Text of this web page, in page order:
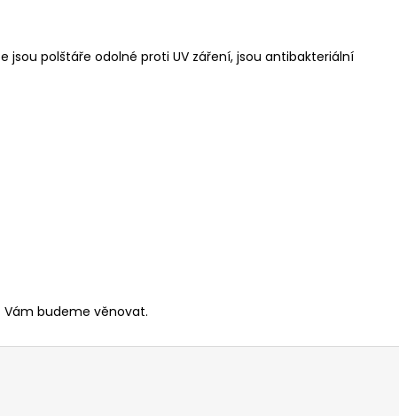
polštáře odolné proti UV záření, jsou antibakteriální
Vám budeme věnovat.